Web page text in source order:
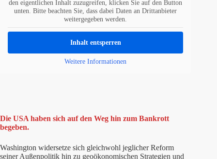
den eigentlichen Inhalt zuzugreifen, klicken Sie auf den Button
unten. Bitte beachten Sie, dass dabei Daten an Drittanbieter
weitergegeben werden.
Inhalt entsperren
Weitere Informationen
Die USA haben sich auf den Weg hin zum Bankrott
begeben.
Washington widersetze sich gleichwohl jeglicher Reform
seiner Außenpolitik hin zu geoökonomischen Strategien und